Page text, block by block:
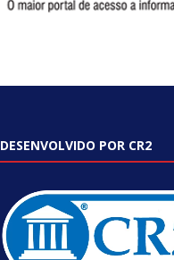
DESENVOLVIDO POR CR2